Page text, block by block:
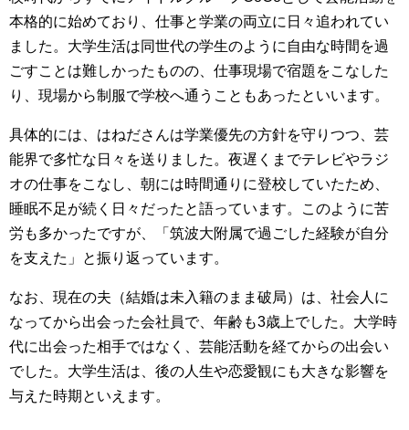
本格的に始めており、仕事と学業の両立に日々追われてい
ました。大学生活は同世代の学生のように自由な時間を過
ごすことは難しかったものの、仕事現場で宿題をこなした
り、現場から制服で学校へ通うこともあったといいます。
具体的には、はねださんは学業優先の方針を守りつつ、芸
能界で多忙な日々を送りました。夜遅くまでテレビやラジ
オの仕事をこなし、朝には時間通りに登校していたため、
睡眠不足が続く日々だったと語っています。このように苦
労も多かったですが、「筑波大附属で過ごした経験が自分
を支えた」と振り返っています。
なお、現在の夫（結婚は未入籍のまま破局）は、社会人に
なってから出会った会社員で、年齢も3歳上でした。大学時
代に出会った相手ではなく、芸能活動を経てからの出会い
でした。大学生活は、後の人生や恋愛観にも大きな影響を
与えた時期といえます。